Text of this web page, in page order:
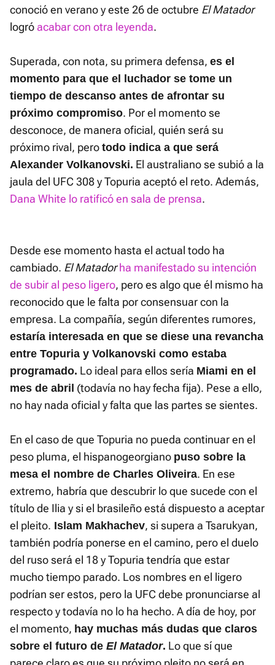
conoció en verano y este 26 de octubre El Matador
logróacabar con otra leyenda.
Superada, con nota, su primera defensa, es el
momento para que el luchador se tome un
tiempo de descanso antes de afrontar su
próximo compromiso. Por el momento se
desconoce, de manera oficial, quién será su
próximo rival, pero todo indica a que será
Alexander Volkanovski. El australiano se subió a la
jaula del UFC 308 y Topuria aceptó el reto. Además,
Dana White lo ratificó en sala de prensa.
Desde ese momento hasta el actual todo ha
cambiado. El Matadorha manifestado su intención
de subir al peso ligero, pero es algo que él mismo ha
reconocido que le falta por consensuar con la
empresa. La compañía, según diferentes rumores,
estaría interesada en que se diese una revancha
entre Topuria y Volkanovski como estaba
programado. Lo ideal para ellos sería Miami en el
mes de abril (todavía no hay fecha fija). Pese a ello,
no hay nada oficial y falta que las partes se sientes.
En el caso de que Topuria no pueda continuar en el
peso pluma, el hispanogeorgiano puso sobre la
mesa el nombre de Charles Oliveira. En ese
extremo, habría que descubrir lo que sucede con el
título de Ilia y si el brasileño está dispuesto a aceptar
el pleito. Islam Makhachev, si supera a Tsarukyan,
también podría ponerse en el camino, pero el duelo
del ruso será el 18 y Topuria tendría que estar
mucho tiempo parado. Los nombres en el ligero
podrían ser estos, pero la UFC debe pronunciarse al
respecto y todavía no lo ha hecho. A día de hoy, por
el momento, hay muchas más dudas que claros
sobre el futuro de El Matador. Lo que sí que